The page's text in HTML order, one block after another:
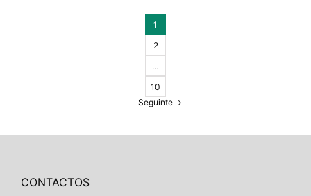
1
2
…
10
Seguinte
CONTACTOS